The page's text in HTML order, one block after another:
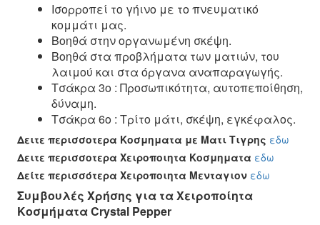
Ισορροπεί το γήινο με το πνευματικό
κομμάτι μας.
Βοηθά στην οργανωμένη σκέψη.
Βοηθά στα προβλήματα των ματιών, του
λαιμού και στα όργανα αναπαραγωγής.
Τσάκρα 3ο : Προσωπικότητα, αυτοπεποίθηση,
δύναμη.
Τσάκρα 6ο : Τρίτο μάτι, σκέψη, εγκέφαλος.
Δειτε περισσοτερα Κοσμηματα με Ματι Τιγρης εδω
Δειτε περισσοτερα Χειροποιητα Κοσμηματα εδω
Δείτε περισσότερα Χειροποιητα Μενταγιον εδω
Συμβουλές Χρήσης για τα Χειροποίητα
Κοσμήματα Crystal Pepper